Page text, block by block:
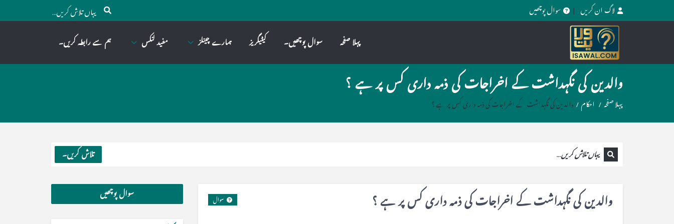
لاگ ان کریں سوال پوچھیں
پہلا صفحہ سوال پوچھیں۔ کیٹیگریز ہمارے چینلز مفید لنکس ہم سے رابطہ کریں۔
والدین کی نگہداشت کے اخراجات کی ذمہ داری کس پر ہے ؟
پہلا صفحہ / احکام / والدین کی نگہداشت کے اخراجات کی ذمہ داری کس پر ہے ؟
تلاش کریں۔
والدین کی نگہداشت کے اخراجات کی ذمہ داری کس پر ہے ؟ سوال
سوال پوچھیں